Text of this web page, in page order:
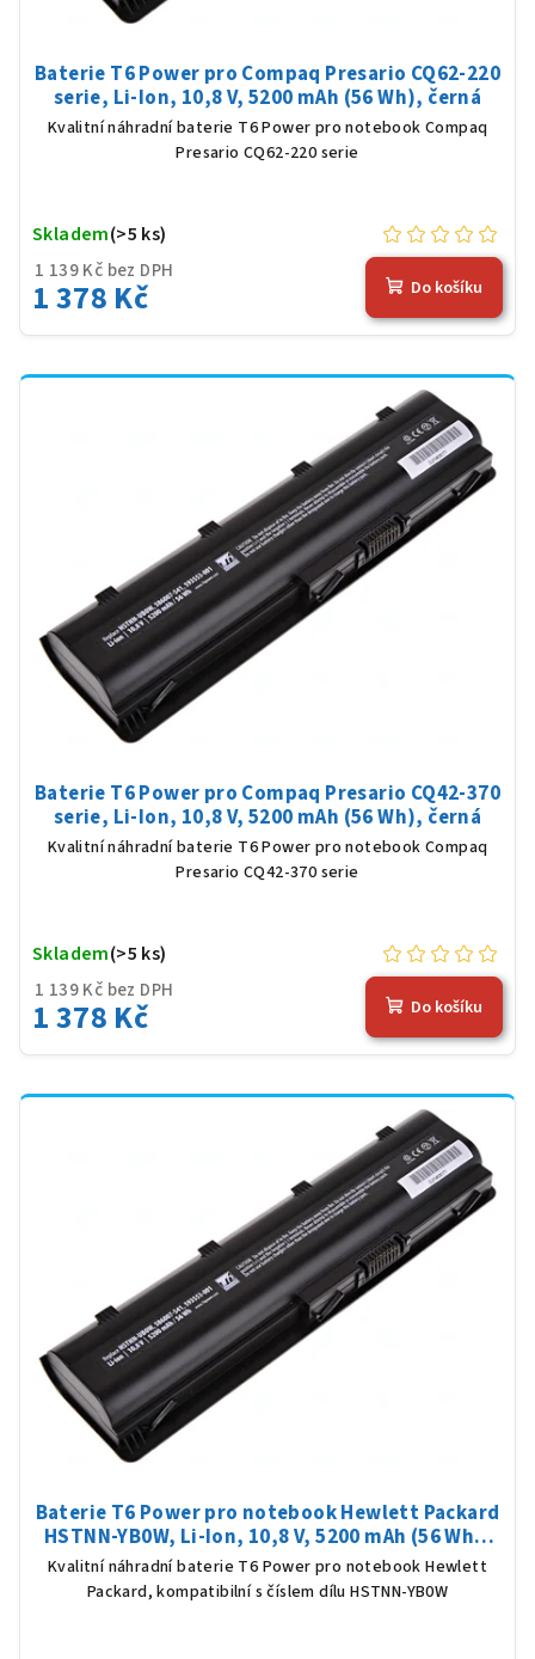
Baterie T6 Power pro Compaq Presario CQ62-220
serie, Li-Ion, 10,8 V, 5200 mAh (56 Wh), černá
Kvalitní náhradní baterie T6 Power pro notebook Compaq
Presario CQ62-220 serie
1 139 Kč bez DPH
1 378 Kč
Skladem(>5 ks)
Do košíku
Baterie T6 Power pro Compaq Presario CQ42-370
serie, Li-Ion, 10,8 V, 5200 mAh (56 Wh), černá
Kvalitní náhradní baterie T6 Power pro notebook Compaq
Presario CQ42-370 serie
1 139 Kč bez DPH
1 378 Kč
Skladem(>5 ks)
Do košíku
Baterie T6 Power pro notebook Hewlett Packard
HSTNN-YB0W, Li-Ion, 10,8 V, 5200 mAh (56 Wh),
černá
Kvalitní náhradní baterie T6 Power pro notebook Hewlett
Packard, kompatibilní s číslem dílu HSTNN-YB0W